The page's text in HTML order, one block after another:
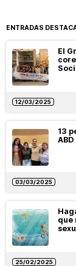
ENTRADAS
El
12/03/2025
13
03/03/2025
que
25/02/2025